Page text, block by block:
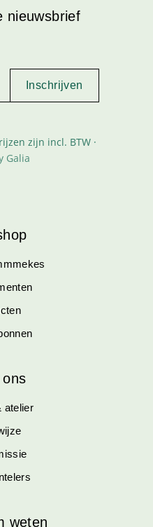
nieuwsbrief
zijn incl. BTW ·
Galia
atelier
weten